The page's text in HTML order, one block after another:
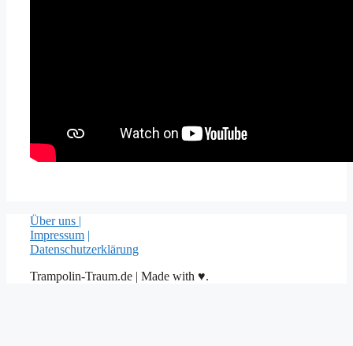
Über uns |
Impressum |
Datenschutzerklärung
Trampolin-Traum.de | Made with ♥.